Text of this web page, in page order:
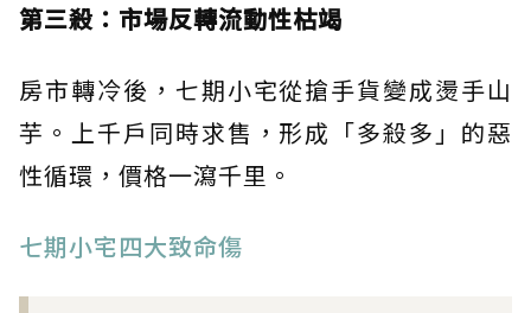
第三殺：市場反轉流動性枯竭
房市轉冷後，七期小宅從搶手貨變成燙手山
芋。上千戶同時求售，形成「多殺多」的惡
性循環，價格一瀉千里。
七期小宅四大致命傷